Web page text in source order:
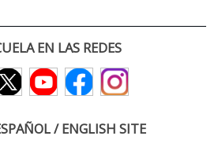
EN LAS REDES
/ ENGLISH SITE